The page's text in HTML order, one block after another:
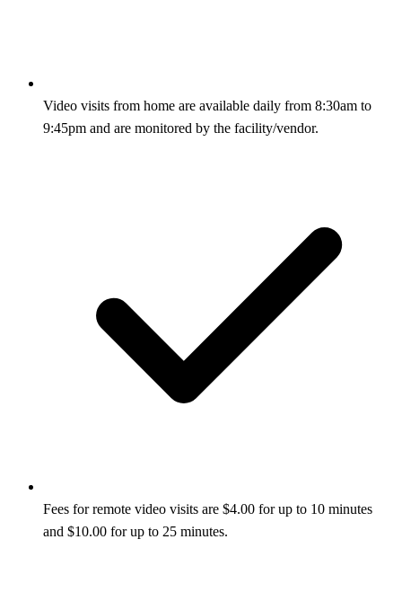
Video visits from home are available daily from 8:30am to
9:45pm and are monitored by the facility/vendor.
Fees for remote video visits are $4.00 for up to 10 minutes
and $10.00 for up to 25 minutes.